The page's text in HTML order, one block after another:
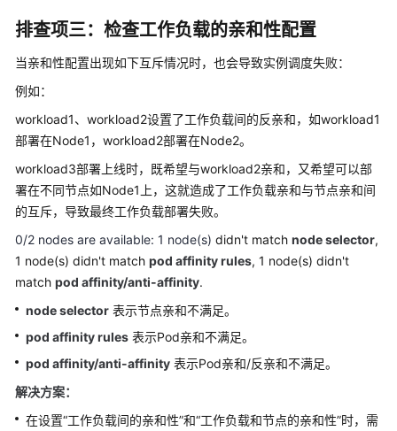
池
工
载
调
网
络
存
弹
性
缩
排查项三：检查工作负载的亲和性配置
当亲和性配置出现如下互斥情况时，也会导致实例调度失败：
例如：
workload1、workload2设置了工作负载间的反亲和，如workload1
部署在Node1，workload2部署在Node2。
workload3部署上线时，既希望与workload2亲和，又希望可以部
署在不同节点如Node1上，这就造成了工作负载亲和与节点亲和间
的互斥，导致最终工作负载部署失败。
0/2 nodes are available: 1 node(s) didn't match node selector,
1 node(s) didn't match pod affinity rules, 1 node(s) didn't
match pod affinity/anti-affinity.
node selector 表示节点亲和不满足。
pod affinity rules 表示Pod亲和不满足。
pod affinity/anti-affinity 表示Pod亲和/反亲和不满足。
解决方案：
在设置“工作负载间的亲和性”和“工作负载和节点的亲和性”时，需